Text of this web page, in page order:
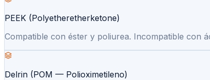
PEEK (Polyetheretherketone)
Compatible con éster y poliurea. Incompatible con
Delrin (POM — Polioximetileno)